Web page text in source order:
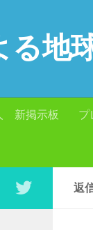
る地
新掲示板 プ
返